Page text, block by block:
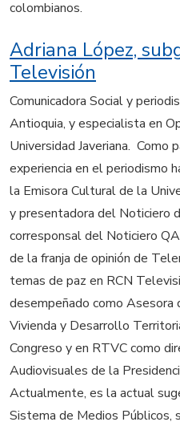
colombianos.
Adriana López,
Televisión
Comunicadora Social y
Antioquia, y especialista en
Universidad Javeriana. Como
experiencia en el periodismo
la Emisora Cultural de la
y presentadora del Noticiero
corresponsal del Noticiero
de la franja de opinión de
temas de paz en RCN
desempeñado como
Vivienda y Desarrollo
Congreso y en RTVC como
Audiovisuales de la
Actualmente, es la actual
Sistema de Medios Públicos,